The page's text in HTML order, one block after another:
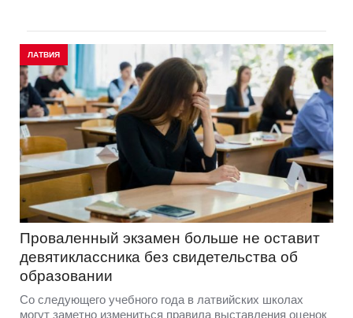
ЛАТВИЯ
Проваленный экзамен больше не оставит
девятиклассника без свидетельства об
образовании
Со следующего учебного года в латвийских школах
могут заметно измениться правила выставления оценок